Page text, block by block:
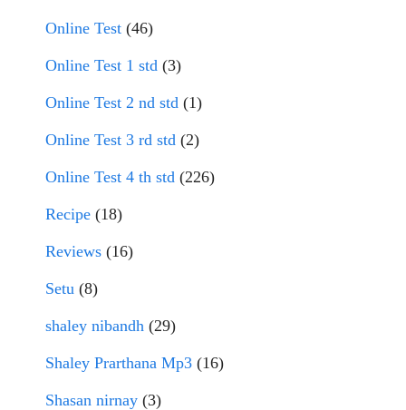
Online Test (46)
Online Test 1 std (3)
Online Test 2 nd std (1)
Online Test 3 rd std (2)
Online Test 4 th std (226)
Recipe (18)
Reviews (16)
Setu (8)
shaley nibandh (29)
Shaley Prarthana Mp3 (16)
Shasan nirnay (3)